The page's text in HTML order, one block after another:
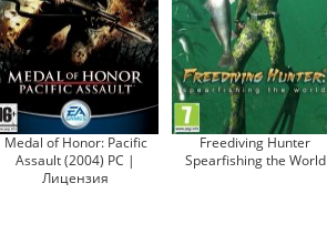
Medal of Honor: Pacific
Assault (2004) PC |
Лицензия
Freediving Hunter
Spearfishing the World